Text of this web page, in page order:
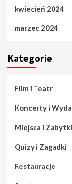
kwiecień 2024
marzec 2024
Kategorie
Film i Teatr
Koncerty i
Miejsca i Zabytki
Quizy i Zagadki
Restauracje